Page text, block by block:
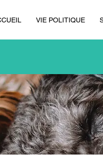
VIE POLITIQUE